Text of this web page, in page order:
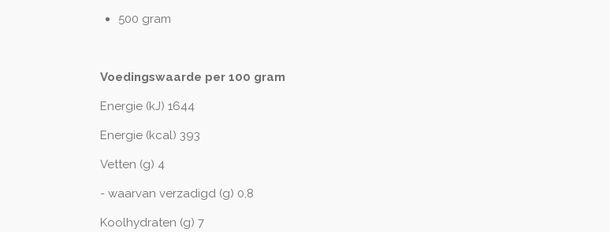
500 gram
Voedingswaarde per 100 gram
Energie (kJ) 1644
Energie (kcal) 393
Vetten (g) 4
- waarvan verzadigd (g) 0,8
Koolhydraten (g) 7